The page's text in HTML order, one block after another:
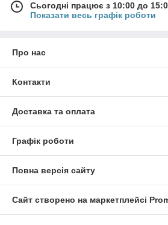
Сьогодні працює з 10:00 до
Показати весь графік роботи
Про нас
Контакти
Доставка та оплата
Графік роботи
Повна версія сайту
Сайт створено на маркетплейсі